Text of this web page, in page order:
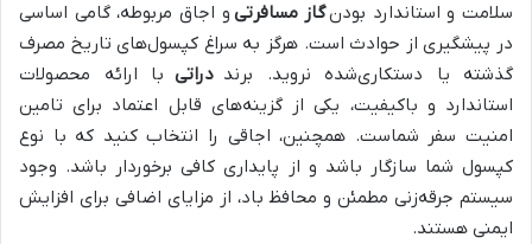
سلامت و استاندارد بودنگاز مسافرتی و اجاق مربوطه، گامی اساسی
در پیشگیری از حوادث است. هرگز به سراغ کپسول‌های تاریخ مصرف
گذشته یا دستکاری‌شده نروید. برند دراتی با ارائه محصولات
استاندارد و باکیفیت، یکی از گزینه‌های قابل اعتماد برای تامین
امنیت سفر شماست. همچنین، اجاقی را انتخاب کنید که با نوع
کپسول شما سازگار باشد و از پایداری کافی برخوردار باشد. وجود
سیستم جرقه‌زنی مطمئن و محافظ باد، از مزایای اضافی برای افزایش
ایمنی هستند.